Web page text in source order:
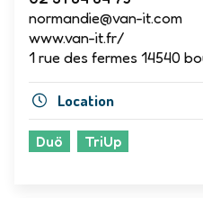
02 31 84 64 75
normandie@van-it.com
www.van-it.fr/
Location
Duö TriUp